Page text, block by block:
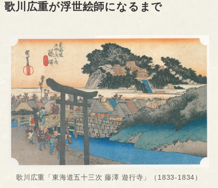
歌川広重が浮世絵師になるまで
歌川広重「東海道五十三次 藤澤 遊行寺」（1833-1834）